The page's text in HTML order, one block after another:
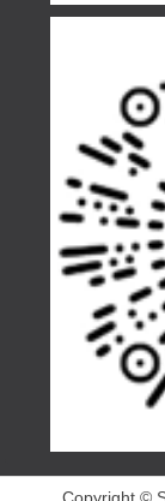
Copyright ©